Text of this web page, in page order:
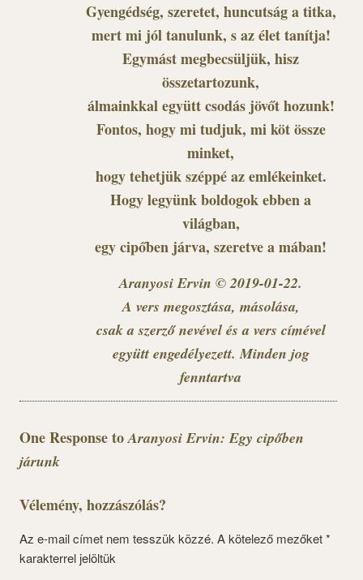
Gyengédség, szeretet, huncutság a titka,
mert mi jól tanulunk, s az élet tanítja!
Egymást megbecsüljük, hisz
összetartozunk,
álmainkkal együtt csodás jövőt hozunk!
Fontos, hogy mi tudjuk, mi köt össze
minket,
hogy tehetjük széppé az emlékeinket.
Hogy legyünk boldogok ebben a
világban,
egy cipőben járva, szeretve a mában!
Aranyosi Ervin ©2019-01-22.
A vers megosztása, másolása,
csak a szerző nevével és a vers címével
együtt engedélyezett. Minden jog
fenntartva
One Response toAranyosi Ervin: Egy cipőben
járunk
Vélemény, hozzászólás?
Az e-mail címet nem tesszük közzé. A kötelező mezőket*
karakterrel jelöltük